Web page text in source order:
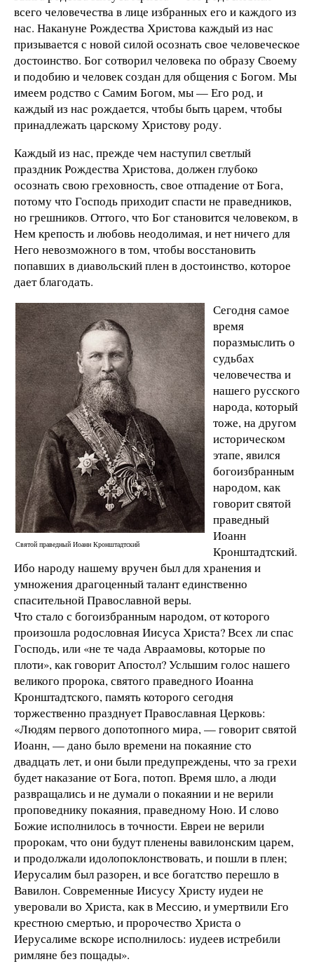
всего человечества в лице избранных его и каждого из
нас. Накануне Рождества Христова каждый из нас
призывается с новой силой осознать свое человеческое
достоинство. Бог сотворил человека по образу Своему
и подобию и человек создан для общения с Богом. Мы
имеем родство с Самим Богом, мы — Его род, и
каждый из нас рождается, чтобы быть царем, чтобы
принадлежать царскому Христову роду.
Каж­дый из нас, прежде чем наступил светлый
праздник Рождества Христова, должен глубоко
осознать свою греховность, свое отпадение от Бога,
потому что Господь приходит спасти не праведников,
но грешников. Оттого, что Бог становится человеком, в
Нем крепость и любовь неодолимая, и нет ничего для
Него невозможного в том, чтобы восстановить
попавших в диавольский плен в достоинство, которое
дает благодать.
Святой праведный Иоанн Кронштадтский
Сегодня самое
время
поразмыслить о
судьбах
человечества и
нашего русского
народа, который
тоже, на другом
историческом
этапе, явился
богоизбранным
народом, как
говорит святой
праведный
Иоанн
Кронштадтский.
Ибо народу нашему вручен был для хранения и
умножения драгоценный талант единственно
спасительной Православной веры.
Что стало с богоизбранным народом, от которого
произошла родословная Иисуса Христа? Всех ли спас
Господь, или «не те чада Авраамовы, которые по
плоти», как говорит Апостол? Услышим голос нашего
великого пророка, святого праведного Иоанна
Кронштадтского, память которого сегодня
торжественно празднует Православная Церковь:
«Людям первого допотопного мира, — говорит святой
Иоанн, — дано было времени на покаяние сто
двадцать лет, и они были предупреждены, что за грехи
будет наказание от Бога, потоп. Время шло, а люди
развращались и не думали о покаянии и не верили
проповеднику покаяния, праведному Ною. И слово
Божие исполнилось в точности. Евреи не верили
пророкам, что они будут пленены вавилонским царем,
и продолжали идолопоклонствовать, и пошли в плен;
Иерусалим был разорен, и все богатство перешло в
Вавилон. Современные Иисусу Христу иудеи не
уверовали во Христа, как в Мессию, и умертвили Его
крестною смертью, и пророчество Христа о
Иерусалиме вскоре исполнилось: иудеев истребили
римляне без пощады».